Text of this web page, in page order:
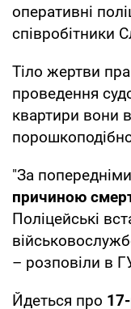
оперативні
співробітники
Тіло жертви
проведення
квартири вони
"За
причиною
Поліцейські
– розповіли в
Йдеться про